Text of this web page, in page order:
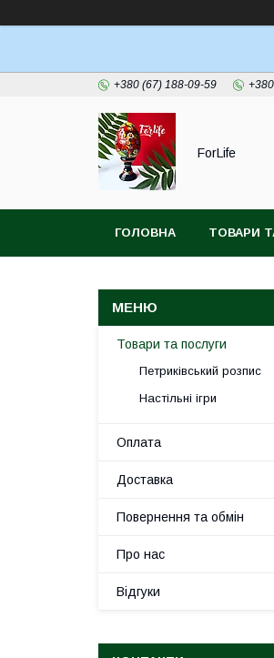
+380 (67) 188-09-59
ForLife
ГОЛОВНА ТОВАРИ
Товари та послуги
Петриківський розпис
Настільні ігри
Оплата
Доставка
Повернення та обмін
Про нас
Відгуки